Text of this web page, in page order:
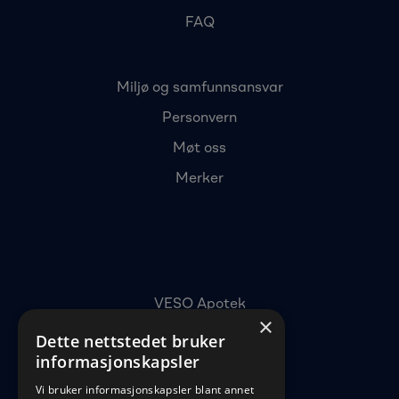
FAQ
Miljø og samfunnsansvar
Personvern
Møt oss
Merker
VESO Apotek
1540 Vestby
22 96 11 00
kundeservice@veso.no
×
Dette nettstedet bruker
informasjonskapsler
Vi bruker informasjonskapsler blant annet